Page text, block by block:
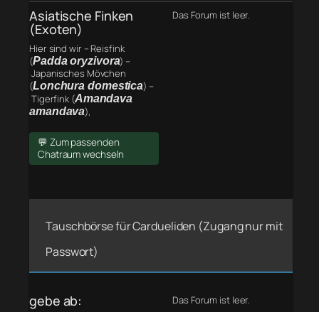
Asiatische Finken
(Exoten)
Hier sind wir – Reisfink
(Padda oryzivora) –
Japanisches Mövchen
(Lonchura domestica) –
Tigerfink (Amandava
amandava),
💬 Zum passenden
Chatraum wechseln
Das Forum ist leer.
Tauschbörse für Cardueliden (Zugang nur mit
Passwort)
gebe ab: Das Forum ist leer.